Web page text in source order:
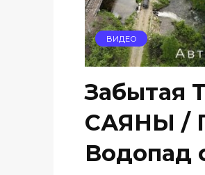
ВИДЕО
Забытая
САЯНЫ /
Водопад